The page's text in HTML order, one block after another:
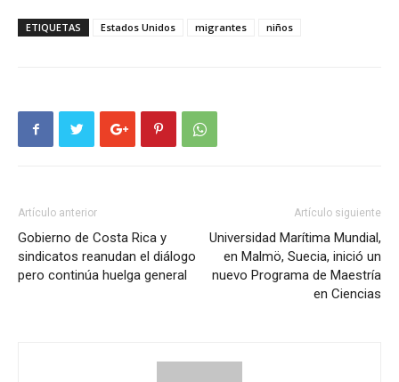
ETIQUETAS Estados Unidos migrantes niños
Artículo anterior
Gobierno de Costa Rica y
sindicatos reanudan el diálogo
pero continúa huelga general
Artículo siguiente
Universidad Marítima Mundial,
en Malmö, Suecia, inició un
nuevo Programa de Maestría
en Ciencias